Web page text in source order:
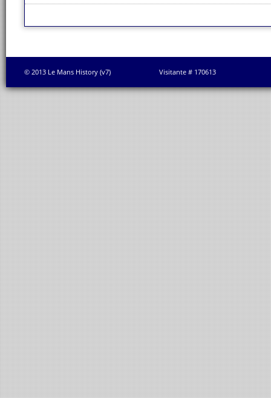
© 2013 Le Mans History (v7) Visitante # 170613